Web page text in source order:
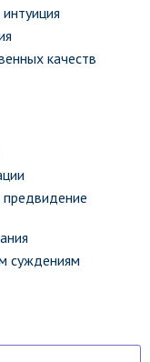
качеств
суждениям